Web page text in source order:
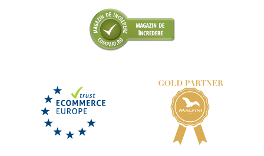
Tricou ABSTRACT